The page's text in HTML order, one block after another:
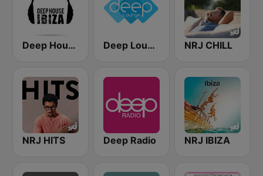
Deep House Ibiza Deep Lounge NRJ CHILL
NRJ HITS Deep Radio NRJ IBIZA